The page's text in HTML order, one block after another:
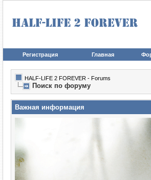
Регистрация Главная
HALF-LIFE 2 FOREVER - Forums
Поиск по форуму
Важная информация